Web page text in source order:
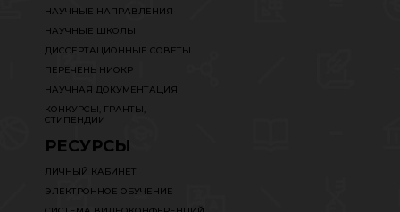
НАУЧНЫЕ НАПРАВЛЕНИЯ
НАУЧНЫЕ ШКОЛЫ
ДИССЕРТАЦИОННЫЕ СОВЕТЫ
ПЕРЕЧЕНЬ НИОКР
НАУЧНАЯ ДОКУМЕНТАЦИЯ
КОНКУРСЫ, ГРАНТЫ,
СТИПЕНДИИ
РЕСУРСЫ
ЛИЧНЫЙ КАБИНЕТ
ЭЛЕКТРОННОЕ ОБУЧЕНИЕ